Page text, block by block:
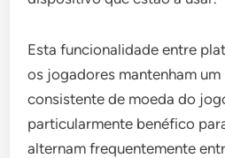
Esta funcionalidade entre
os jogadores mantenham
consistente de moeda do
particularmente benéfico
alternam frequentemente